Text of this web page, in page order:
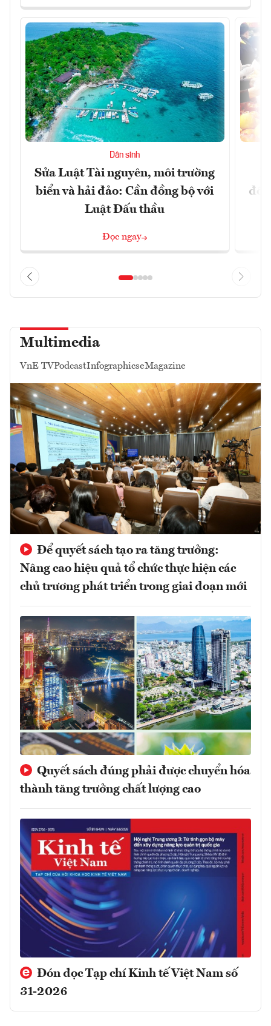
Dân sinh
Sửa Luật Tài nguyên, môi trường
biển và hải đảo: Cần đồng bộ với
Luật Đấu thầu
Đọc ngay
Multimedia
VnE TVPodcastInfographicseMagazine
Để quyết sách tạo ra tăng trưởng:
Nâng cao hiệu quả tổ chức thực hiện các
chủ trương phát triển trong giai đoạn mới
Quyết sách đúng phải được chuyển hóa
thành tăng trưởng chất lượng cao
Đón đọc Tạp chí Kinh tế Việt Nam số
31-2026